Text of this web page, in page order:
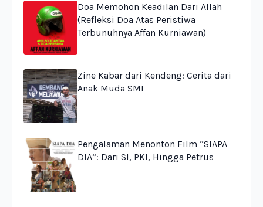
Doa Memohon Keadilan Dari Allah
(Refleksi Doa Atas Peristiwa
Terbunuhnya Affan Kurniawan)
Zine Kabar dari Kendeng: Cerita dari
Anak Muda SMI
Pengalaman Menonton Film “SIAPA
DIA”: Dari SI, PKI, Hingga Petrus